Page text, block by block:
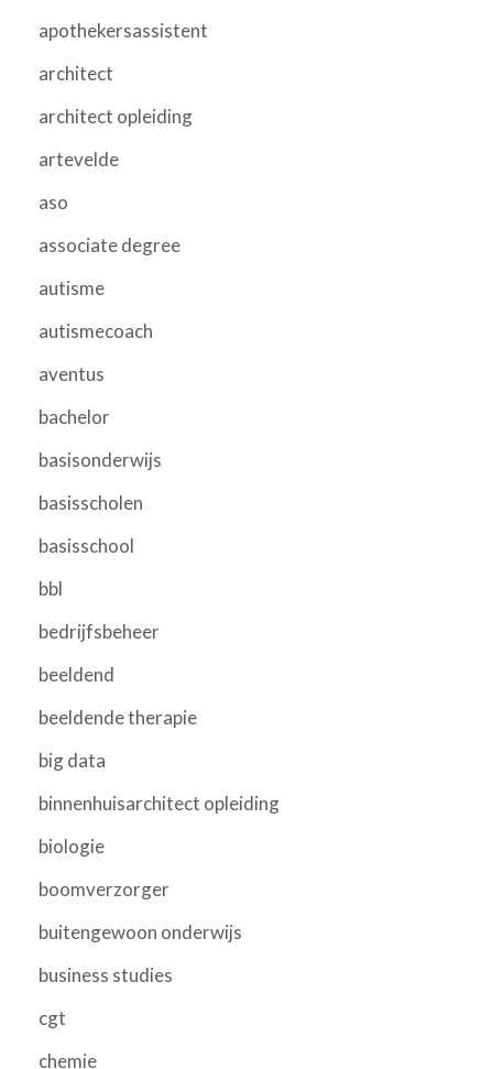
apothekersassistent
architect
architect opleiding
artevelde
aso
associate degree
autisme
autismecoach
aventus
bachelor
basisonderwijs
basisscholen
basisschool
bbl
bedrijfsbeheer
beeldend
beeldende therapie
big data
binnenhuisarchitect opleiding
biologie
boomverzorger
buitengewoon onderwijs
business studies
cgt
chemie